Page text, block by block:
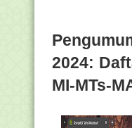
2024:
MI-MTs-